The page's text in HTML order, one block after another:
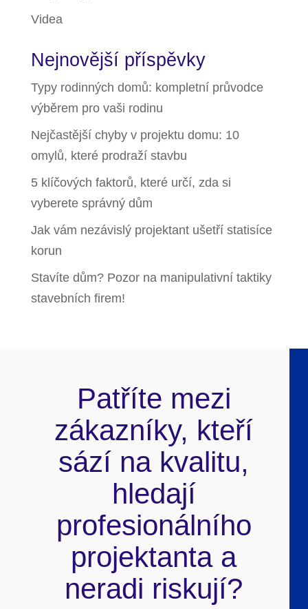
Videa
Nejnovější příspěvky
Typy rodinných domů: kompletní průvodce
výběrem pro vaši rodinu
Nejčastější chyby v projektu domu: 10
omylů, které prodraží stavbu
5 klíčových faktorů, které určí, zda si
vyberete správný dům
Jak vám nezávislý projektant ušetří statisíce
korun
Stavíte dům? Pozor na manipulativní taktiky
stavebních firem!
Patříte mezi
zákazníky, kteří
sází na kvalitu,
hledají
profesionálního
projektanta a
neradi riskují?